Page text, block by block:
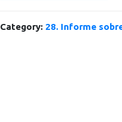
Category: 28. Informe